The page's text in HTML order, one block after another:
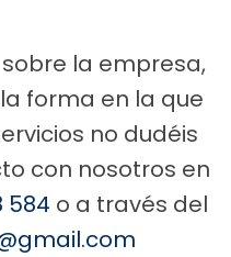
la empresa,
forma en la que
no dudéis
con nosotros en
584 o a través del